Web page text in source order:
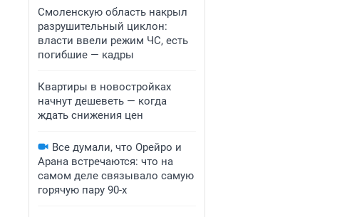
Смоленскую область накрыл
разрушительный циклон:
власти ввели режим ЧС, есть
погибшие — кадры
Квартиры в новостройках
начнут дешеветь — когда
ждать снижения цен
Все думали, что Орейро и
Арана встречаются: что на
самом деле связывало самую
горячую пару 90-х